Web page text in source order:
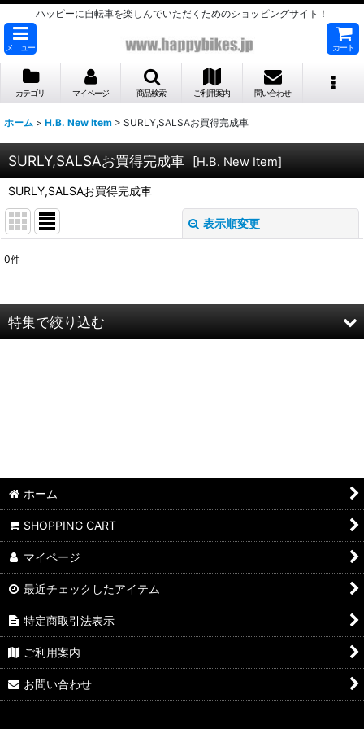
ハッピーに自転車を楽しんでいただくためのショッピングサイト！
メニュー カート
カテゴリ マイページ 商品検索 ご利用案内 問い合わせ
ホーム > H.B. New Item > SURLY,SALSAお買得完成車
SURLY,SALSAお買得完成車 [H.B. New Item]
SURLY,SALSAお買得完成車
表示順変更
並び順 :
0件
特集で絞り込む
ALL-CITY
RIN PROJECT
strawfoot
CLUB RIDE
Bern
ホーム
SHOPPING CART
マイページ
最近チェックしたアイテム
特定商取引法表示
ご利用案内
お問い合わせ